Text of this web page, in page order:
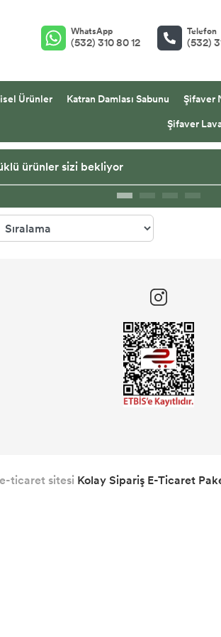
WhatsApp
(532) 310 80 12
Telefon
(532)
Ürünler Katran Damlası Sabunu Şifaver
Şifaver
ürünler sizi bekliyor
ticaret sitesi Kolay Sipariş E-Ticaret